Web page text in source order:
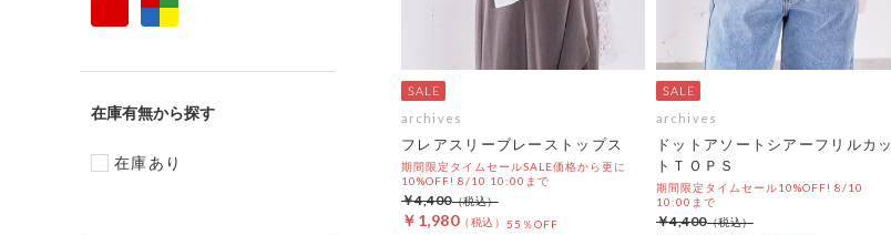
在庫有無
在庫あり
archives
フレアスリーブレーストップス
期間限定タイムセールSALE価格から更に
10%OFF! 8/10 10:00まで
￥1,980 55％OFF
￥4,400
archives
ドットアソートシアーフリルカッ
トＴＯＰＳ
期間限定タイムセール10%OFF! 8/10
10:00まで
￥4,400